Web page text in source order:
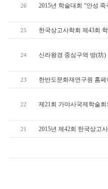
26 2015년 학술대회 “안성
25 한국상고사학회 제43회
24 신라왕경 중심구역 방(坊
23 한반도문화재연구원 홈
22 제21회 가야사국제학술회
21 2015년 제42회 한국상고